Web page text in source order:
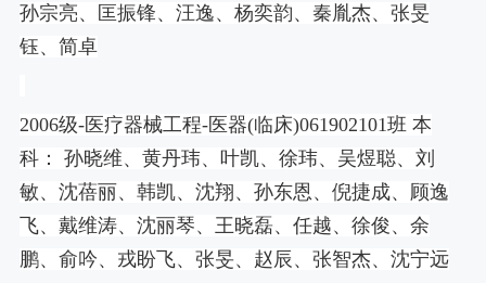
孙宗亮、匡振锋、汪逸、杨奕韵、秦胤杰、张旻
钰、简卓
2006级-医疗器械工程-医器(临床)061902101班 本
科： 孙晓维、黄丹玮、叶凯、徐玮、吴煜聪、刘
敏、沈蓓丽、韩凯、沈翔、孙东恩、倪捷成、顾逸
飞、戴维涛、沈丽琴、王晓磊、任越、徐俊、余
鹏、俞吟、戎盼飞、张旻、赵辰、张智杰、沈宁远